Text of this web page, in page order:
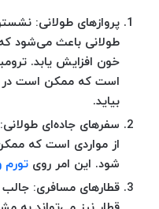
پروازهای طولانی:
طولانی باعث می‌شود
خون افزایش یابد.
است که ممکن است در
بیاید.
سفرهای جاده‌ای طولانی
از مواردی است که
شود. این امر روی تورم
قطارهای مسافری: